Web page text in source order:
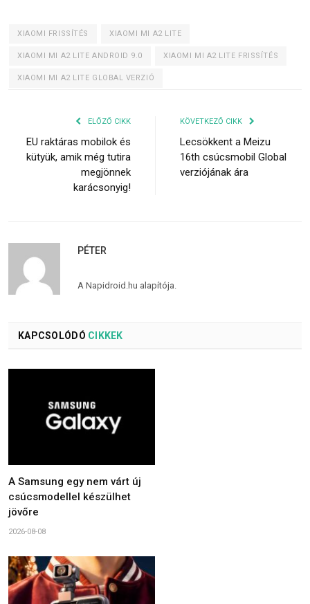
XIAOMI FRISSÍTÉS XIAOMI MI A2 LITE
XIAOMI MI A2 LITE ANDROID 9.0 XIAOMI MI A2 LITE FRISSÍTÉS
XIAOMI MI A2 LITE GLOBAL VERZIÓ
ELŐZŐ CIKK
EU raktáras mobilok és
kütyük, amik még tutira
megjönnek
karácsonyig!
KÖVETKEZŐ CIKK
Lecsökkent a Meizu
16th csúcsmobil Global
verziójának ára
PÉTER
A Napidroid.hu alapítója.
KAPCSOLÓDÓ CIKKEK
A Samsung egy nem várt új
csúcsmodellel készülhet
jövőre
2026-08-08